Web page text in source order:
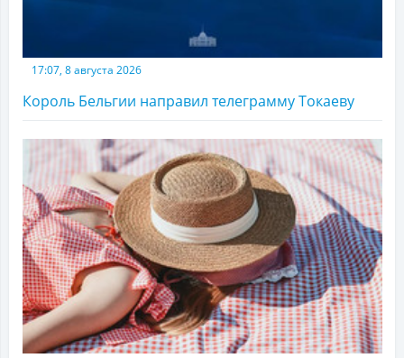
17:07, 8 августа 2026
Король Бельгии направил телеграмму Токаеву